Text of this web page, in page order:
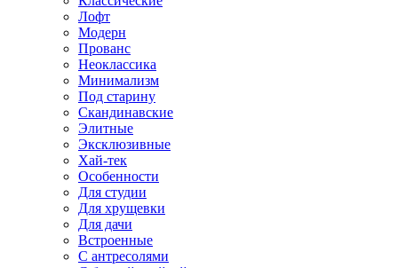
Лофт
Модерн
Прованс
Неоклассика
Минимализм
Под старину
Скандинавские
Элитные
Эксклюзивные
Хай-тек
Особенности
Для студии
Для хрущевки
Для дачи
Встроенные
С антресолями